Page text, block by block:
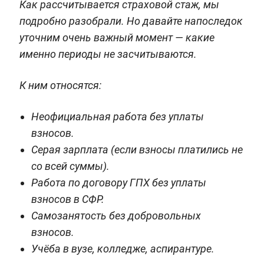
Как рассчитывается страховой стаж, мы
подробно разобрали. Но давайте напоследок
уточним очень важный момент — какие
именно периоды не засчитываются.
К ним относятся:
Неофициальная работа без уплаты
взносов.
Серая зарплата (если взносы платились не
со всей суммы).
Работа по договору ГПХ без уплаты
взносов в СФР.
Самозанятость без добровольных
взносов.
Учёба в вузе, колледже, аспирантуре.